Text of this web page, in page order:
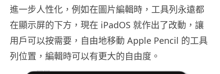
進一步人性化，例如在圖片編輯時，工具列永遠都
在顯示屏的下方，現在 iPadOS 就作出了改動，讓
用戶可以按需要，自由地移動 Apple Pencil 的工具
列位置，編輯時可以有更大的自由度。